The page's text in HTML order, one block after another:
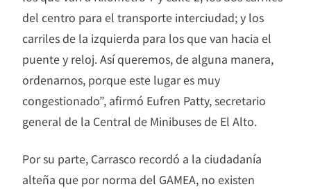
del centro para el transporte interciudad; y los
carriles de la izquierda para los que van hacia el
puente y reloj. Así queremos, de alguna manera,
ordenarnos, porque este lugar es muy
congestionado”, afirmó Eufren Patty, secretario
general de la Central de Minibuses de El Alto.
Por su parte, Carrasco recordó a la ciudadanía
alteña que por norma del GAMEA, no existen